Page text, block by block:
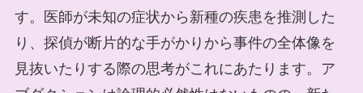
す。医師が未知の症状から新種の疾患を推測した
り、探偵が断片的な手がかりから事件の全体像を
見抜いたりする際の思考がこれにあたります。ア